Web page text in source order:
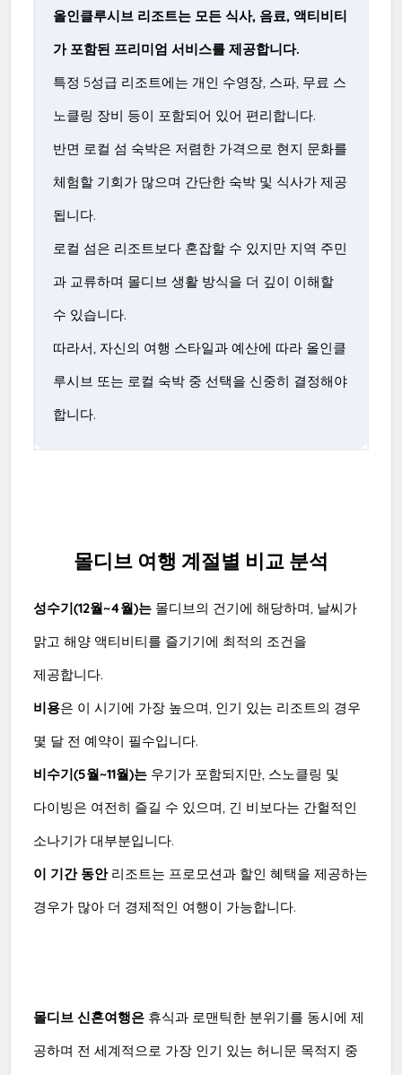
올인클루시브 리조트는 모든 식사, 음료, 액티비티
가 포함된 프리미엄 서비스를 제공합니다.
특정 5성급 리조트에는 개인 수영장, 스파, 무료 스
노클링 장비 등이 포함되어 있어 편리합니다.
반면 로컬 섬 숙박은 저렴한 가격으로 현지 문화를
체험할 기회가 많으며 간단한 숙박 및 식사가 제공
됩니다.
로컬 섬은 리조트보다 혼잡할 수 있지만 지역 주민
과 교류하며 몰디브 생활 방식을 더 깊이 이해할
수 있습니다.
따라서, 자신의 여행 스타일과 예산에 따라 올인클
루시브 또는 로컬 숙박 중 선택을 신중히 결정해야
합니다.
몰디브 여행 계절별 비교 분석
성수기(12월~4월)는몰디브의 건기에 해당하며, 날씨가
맑고 해양 액티비티를 즐기기에 최적의 조건을
제공합니다.
비용은 이 시기에 가장 높으며, 인기 있는 리조트의 경우
몇 달 전 예약이 필수입니다.
비수기(5월~11월)는우기가 포함되지만, 스노클링 및
다이빙은 여전히 즐길 수 있으며, 긴 비보다는 간헐적인
소나기가 대부분입니다.
이 기간 동안리조트는 프로모션과 할인 혜택을 제공하는
경우가 많아 더 경제적인 여행이 가능합니다.
몰디브 신혼여행은휴식과 로맨틱한 분위기를 동시에 제
공하며 전 세계적으로 가장 인기 있는 허니문 목적지 중